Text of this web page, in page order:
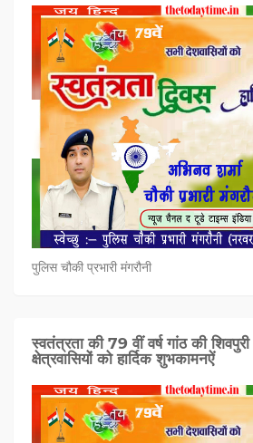
पुलिस चौकी प्रभारी मंगरौनी
स्वतंत्रता की 79 वीं वर्ष गांठ की
क्षेत्रवासियों को हार्दिक शुभकामनऐं